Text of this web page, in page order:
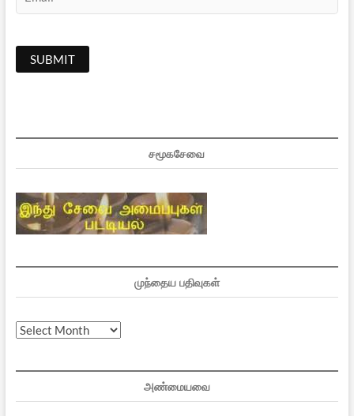
சமூகசேவை
முந்தைய பதிவுகள்
முந்தைய
அண்மையவை